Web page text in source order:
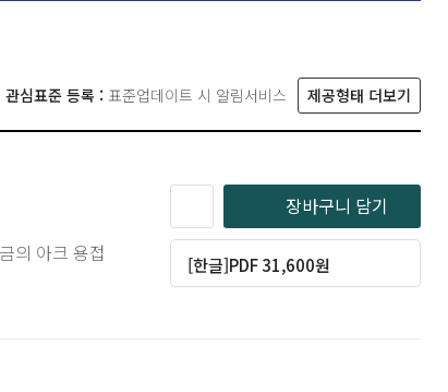
관심표준 등록 : 표준업데이트 시 알림서비스 제공형태 더보기
의 아크 용접
장바구니 담기
[한글]PDF 31,600원